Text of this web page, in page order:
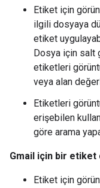
Etiket için
ilgili dosyaya
etiket
Dosya için salt
etiketleri
veya alan
Etiketleri
erişebilen
göre arama
Gmail için bir
Etiket için